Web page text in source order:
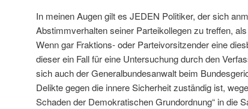
In meinen Augen gilt es JEDEN Politiker, der sich
Abstimmverhalten seiner Parteikollegen zu treffen,
Wenn gar Fraktions- oder Parteivorsitzender eine
dieser ein Fall für eine Untersuchung durch den
sich auch der Generalbundesanwalt beim
Delikte gegen die innere Sicherheit zuständig ist,
Schaden der Demokratischen Grundordnung“ in die